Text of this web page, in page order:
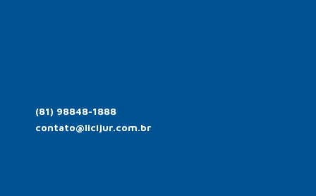
(81) 98848-1888
contato@licijur.com.br